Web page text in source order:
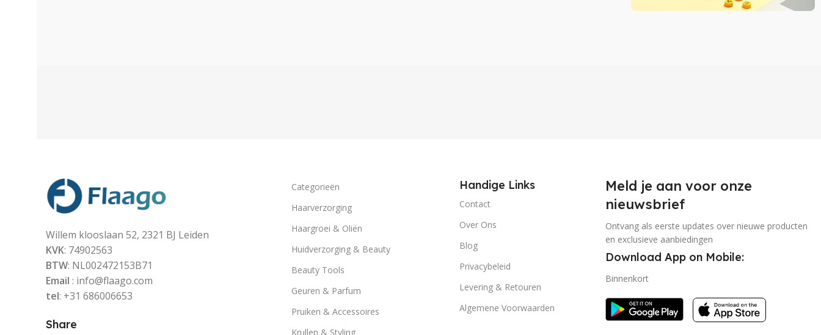
Willem klooslaan 52, 2321 BJ Leiden
KVK: 74902563
BTW: NL002472153B71
Email : info@flaago.com
tel: +31 686006653
Share
Categorieën
Haarverzorging
Haargroei & Oliën
Huidverzorging & Beauty
Beauty Tools
Geuren & Parfum
Pruiken & Accessoires
Krullen & Styling
Handige Links
Contact
Over Ons
Blog
Privacybeleid
Levering & Retouren
Algemene Voorwaarden
Meld je aan voor onze
nieuwsbrief
Ontvang als eerste updates over nieuwe producten
en exclusieve aanbiedingen
Download App on Mobile:
Binnenkort